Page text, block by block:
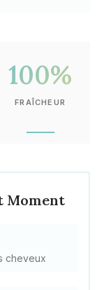
100%
FRAÎCHEUR
Moment
cheveux